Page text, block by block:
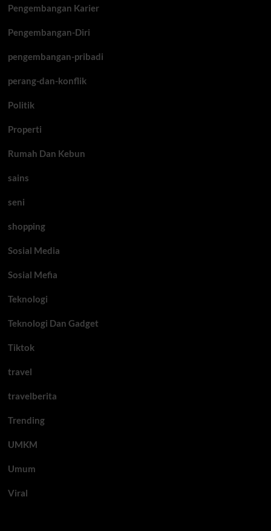
Pengembangan Karier
Pengembangan-Diri
pengembangan-pribadi
perang-dan-konflik
Politik
Properti
Rumah Dan Kebun
sains
seni
shopping
Sosial Media
Sosial Mefia
Teknologi
Teknologi Dan Gadget
Tiktok
travel
travelberita
Trending
UMKM
Umum
Viral